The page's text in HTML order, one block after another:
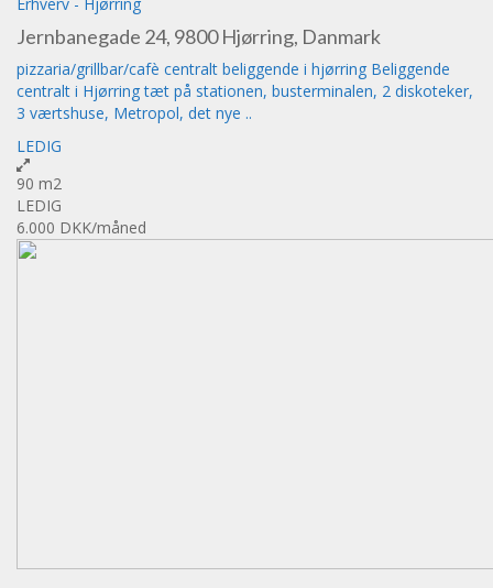
Jernbanegade 24, 9800 Hjørring, Danmark
pizzaria/grillbar/cafè centralt beliggende i hjørring Beliggende
centralt i Hjørring tæt på stationen, busterminalen, 2 diskoteker,
3 værtshuse, Metropol, det nye ..
LEDIG
90 m2
LEDIG
6.000 DKK/måned